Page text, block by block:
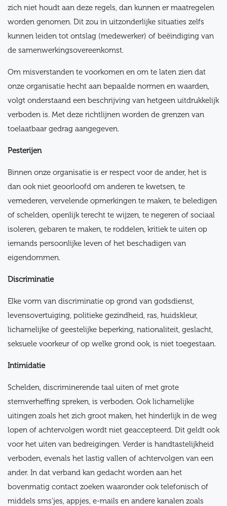
zich niet houdt aan deze regels, dan kunnen er maatregelen
worden genomen. Dit zou in uitzonderlijke situaties zelfs
kunnen leiden tot ontslag (medewerker) of beëindiging van
de samenwerkingsovereenkomst.
Om misverstanden te voorkomen en om te laten zien dat
onze organisatie hecht aan bepaalde normen en waarden,
volgt onderstaand een beschrijving van hetgeen uitdrukkelijk
verboden is. Met deze richtlijnen worden de grenzen van
toelaatbaar gedrag aangegeven.
Pesterijen
Binnen onze organisatie is er respect voor de ander, het is
dan ook niet geoorloofd om anderen te kwetsen, te
vernederen, vervelende opmerkingen te maken, te beledigen
of schelden, openlijk terecht te wijzen, te negeren of sociaal
isoleren, gebaren te maken, te roddelen, kritiek te uiten op
iemands persoonlijke leven of het beschadigen van
eigendommen.
Discriminatie
Elke vorm van discriminatie op grond van godsdienst,
levensovertuiging, politieke gezindheid, ras, huidskleur,
lichamelijke of geestelijke beperking, nationaliteit, geslacht,
seksuele voorkeur of op welke grond ook, is niet toegestaan.
Intimidatie
Schelden, discriminerende taal uiten of met grote
stemverheffing spreken, is verboden. Ook lichamelijke
uitingen zoals het zich groot maken, het hinderlijk in de weg
lopen of achtervolgen wordt niet geaccepteerd. Dit geldt ook
voor het uiten van bedreigingen. Verder is handtastelijkheid
verboden, evenals het lastig vallen of achtervolgen van een
ander. In dat verband kan gedacht worden aan het
bovenmatig contact zoeken waaronder ook telefonisch of
middels sms’jes, appjes, e-mails en andere kanalen zoals